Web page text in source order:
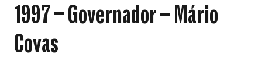
Resistência
1997 – Governador – Mário
Covas